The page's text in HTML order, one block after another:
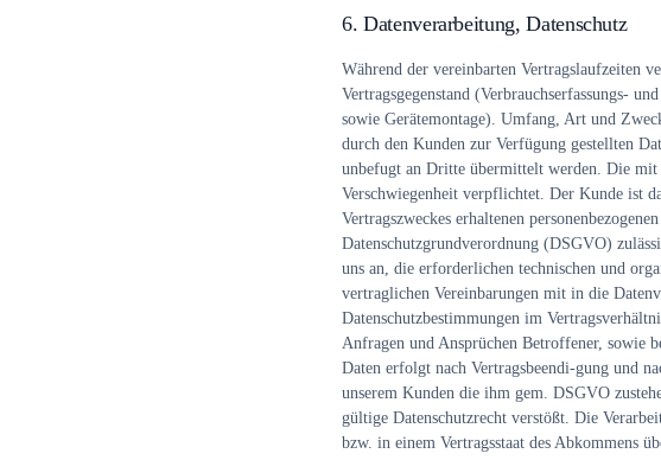
6. Datenverarbeitung, Datenschutz
Während der vereinbarten Vertragslaufzeiten
Vertragsgegenstand (Verbrauchserfassungs-
sowie Gerätemontage). Umfang, Art und
durch den Kunden zur Verfügung gestellten
unbefugt an Dritte übermittelt werden. Die mit
Verschwiegenheit verpflichtet. Der Kunde ist
Vertragszweckes erhaltenen
Datenschutzgrundverordnung (DSGVO)
uns an, die erforderlichen technischen und
vertraglichen Vereinbarungen mit in die
Datenschutzbestimmungen im
Anfragen und Ansprüchen Betroffener, sowie
Daten erfolgt nach Vertragsbeendi-gung und
unserem Kunden die ihm gem. DSGVO
gültige Datenschutzrecht verstößt. Die
bzw. in einem Vertragsstaat des Abkommens